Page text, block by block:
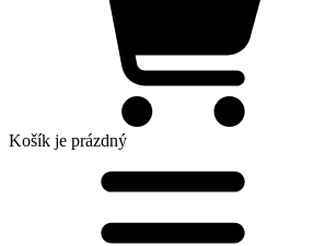
Košík je prázdný